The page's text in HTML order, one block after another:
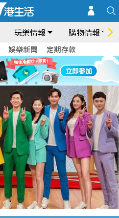
玩樂情報 購物情報
娛樂新聞 定期存款